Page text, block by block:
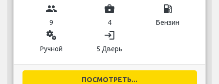
group
9
business_center
4
local_gas_station
Бензин
miscellaneous_services
Ручной
login
5 Дверь
ПОСМОТРЕТЬ...